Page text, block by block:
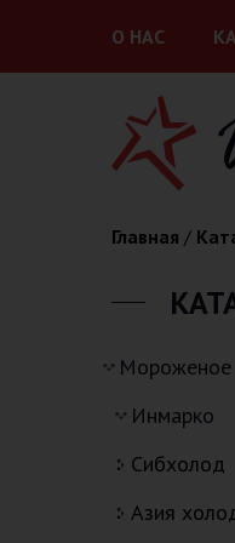
О НАС
Вы здесь
Главная /
мороженое
инмарко
сибхолод
азия